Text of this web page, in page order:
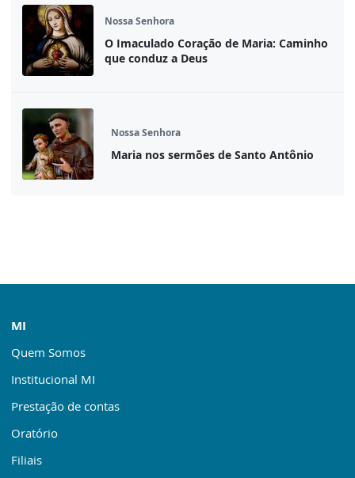
Nossa Senhora
O Imaculado Coração de Maria: Caminho
que conduz a Deus
Nossa Senhora
Maria nos sermões de Santo Antônio
MI
Quem Somos
Institucional MI
Prestação de contas
Oratório
Filiais